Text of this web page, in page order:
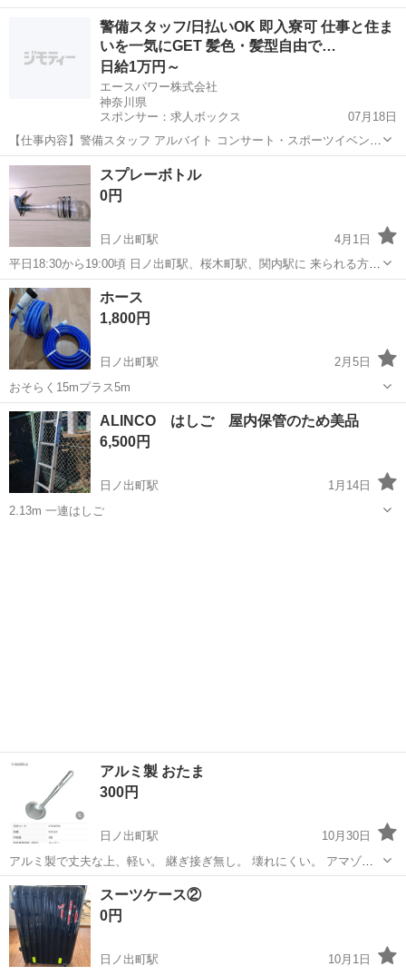
ご連絡お待ちしております。 他の地域でも 対応できるところもありま
す。 ご相談ください。
横浜市 日ノ出町駅 芳香剤、消臭剤 地域
警備スタッフ/日払いOK 即入寮可 仕事と住ま
いを一気にGET 髪色・髪型自由で…
日給1万円～
エースパワー株式会社
神奈川県
スポンサー：求人ボックス
07月18日
【仕事内容】警備スタッフ アルバイト コンサート・スポーツイベン
ト・展示会などのイベントや、 工事現場周辺で警備・交通誘導をして
いただきます。 経験者の方はもちろん、未経験者の方も積極的に採用
中! 難しいスキルは不要! 基本的なル...
アルバイト・パート
スプレーボトル
0円
日ノ出町駅
4月1日
平日18:30から19:00頃 日ノ出町駅、桜木町駅、関内駅に 来られる方
ご連絡お待ちしております。 他の地域でも 対応できるところもありま
す。 ご相談ください。
神奈川 横浜市
ホース
1,800円
日ノ出町駅
2月5日
おそらく15mプラス5m
神奈川 横浜市 家庭用品 ホース
ALINCO はしご 屋内保管のため美品
6,500円
日ノ出町駅
1月14日
2.13m 一連はしご
アルミ製 おたま
300円
日ノ出町駅
10月30日
アルミ製で丈夫な上、軽い。 継ぎ接ぎ無し。 壊れにくい。 アマゾン
に似た商品がありました。 ↓
https://www.amazon.co.jp/%E5%89%8D%E5%B7%9D%E9%87%9...
神奈川 横浜市
スーツケース②
0円
日ノ出町駅
10月1日